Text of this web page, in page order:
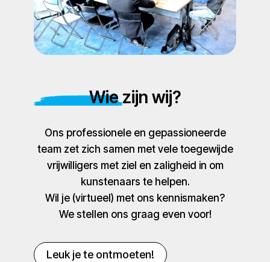
Wie zijn wij?
Ons professionele en gepassioneerde
team zet zich samen met vele toegewijde
vrijwilligers met ziel en zaligheid in om
kunstenaars te helpen.
Wil je (virtueel) met ons kennismaken?
We stellen ons graag even voor!
Leuk je te ontmoeten!